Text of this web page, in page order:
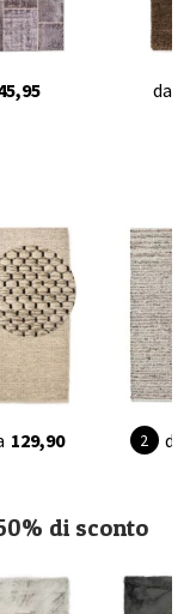
da
129,90 da
di sconto